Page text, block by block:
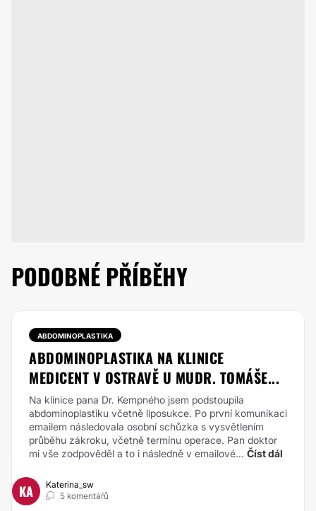
PODOBNÉ PŘÍBĚHY
ABDOMINOPLASTIKA
ABDOMINOPLASTIKA NA KLINICE
MEDICENT V OSTRAVĚ U MUDR. TOMÁŠE...
Na klinice pana Dr. Kempného jsem podstoupila
abdominoplastiku včetně liposukce. Po první komunikaci
emailem následovala osobní schůzka s vysvětlením
průběhu zákroku, včetně termínu operace. Pan doktor
mi vše zodpověděl a to i následně v emailové... Číst dál
KA
Katerina_sw
5 komentářů